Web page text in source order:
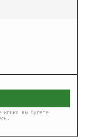
клика вы будете